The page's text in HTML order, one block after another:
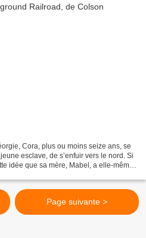
Cora, plus ou moins seize ans, se
esclave, de s’enfuir vers le nord. Si
idée que sa mère, Mabel, a elle-même
Page suivante >